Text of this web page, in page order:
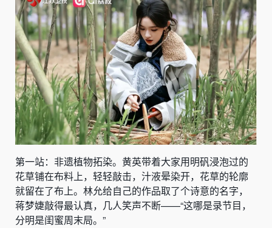
第一站：非遗植物拓染。黄英带着大家用明矾浸泡过的
花草铺在布料上，轻轻敲击，汁液晕染开，花草的轮廓
就留在了布上。林允给自己的作品取了个诗意的名字，
蒋梦婕敲得最认真，几人笑声不断——“这哪是录节目，
分明是闺蜜周末局。”